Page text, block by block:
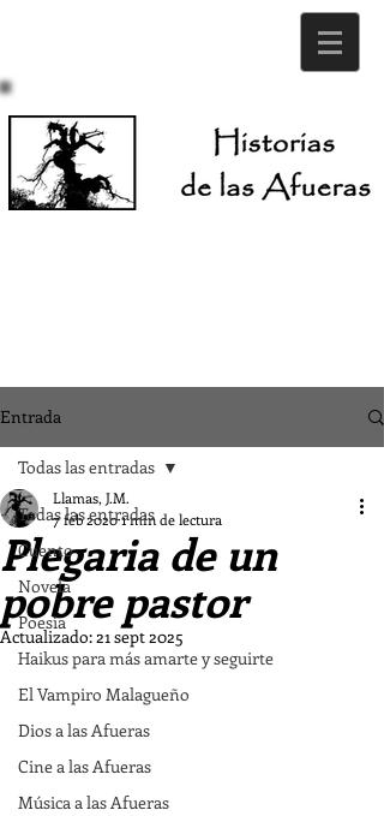
Entrada
Todas las entradas
Cuento
Novela
Poesía
Haikus para más amarte y seguirte
El Vampiro Malagueño
Dios a las Afueras
Cine a las Afueras
Música a las Afueras
Todas las entradas
Plegaria de un
pobre pastor
Llamas, J.M.
7 feb 20201 min de lectura
Actualizado:21 sept 2025